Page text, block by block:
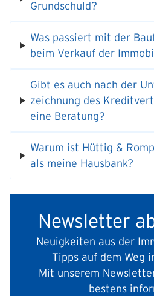
Grund­schuld?
Was passiert mit der
beim Verkauf der
Gibt es auch nach der
zeichnung des
eine Beratung?
Warum ist Hüttig &
als meine Hausbank?
Newsletter
Neuigkeiten aus der
Tipps auf dem Weg
Mit unserem
bestens